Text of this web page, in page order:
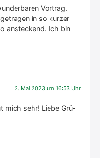
Vor­trag.
in so kur­zer
anste­ckend. Ich bin
2. Mai 2023 um 16:53 Uhr
mich sehr! Lie­be Grü­